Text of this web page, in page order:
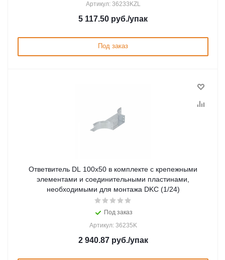
Артикул: 36233KZL
5 117.50 руб./упак
Под заказ
Ответвитель DL 100х50 в комплекте с крепежными
элементами и соединительными пластинами,
необходимыми для монтажа DKC (1/24)
Под заказ
Артикул: 36235K
2 940.87руб./упак